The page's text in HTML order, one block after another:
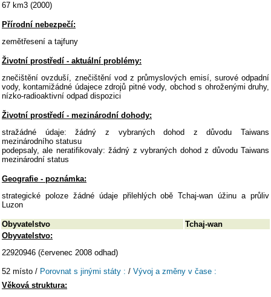
67 km3 (2000)
Přírodní nebezpečí:
zemětřesení a tajfuny
Životní prostředí - aktuální problémy:
znečištění ovzduší, znečištění vod z průmyslových emisí, surové odpadní
vody, kontamižádné údajece zdrojů pitné vody, obchod s ohroženými druhy,
nízko-radioaktivní odpad dispozici
Životní prostředí - mezinárodní dohody:
stražádné údaje: žádný z vybraných dohod z důvodu Taiwans
mezinárodního statusu
podepsaly, ale neratifikovaly: žádný z vybraných dohod z důvodu Taiwans
mezinárodní status
Geografie - poznámka:
strategické poloze žádné údaje přilehlých obě Tchaj-wan úžinu a průliv
Luzon
Obyvatelstvo
Tchaj-wan
Obyvatelstvo:
22920946 (červenec 2008 odhad)
52 místo / Porovnat s jinými státy : / Vývoj a změny v čase :
Věková struktura: